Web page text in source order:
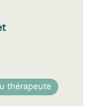
thérapeute